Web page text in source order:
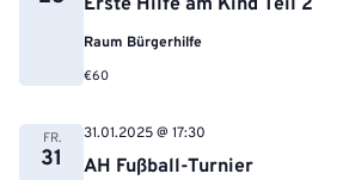
Erste Hilfe am Kind Teil 2
Raum Bürgerhilfe
€60
FR.
31 AH Fußball-Turnier
31.01.2025 @ 17:30